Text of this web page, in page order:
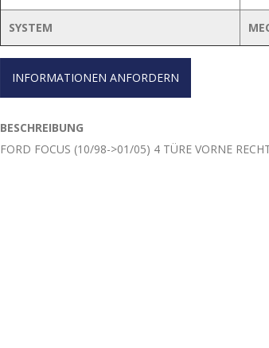
SYSTEM
INFORMATIONEN ANFORDERN
BESCHREIBUNG
FORD FOCUS (10/98->01/05) 4 TÜRE VORNE